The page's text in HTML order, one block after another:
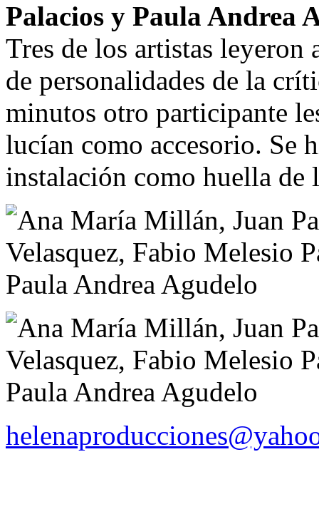
Palacios y Paula Andrea
Tres de los artistas leyeron
de personalidades de la
minutos otro participante
lucían como accesorio. Se
instalación como huella de